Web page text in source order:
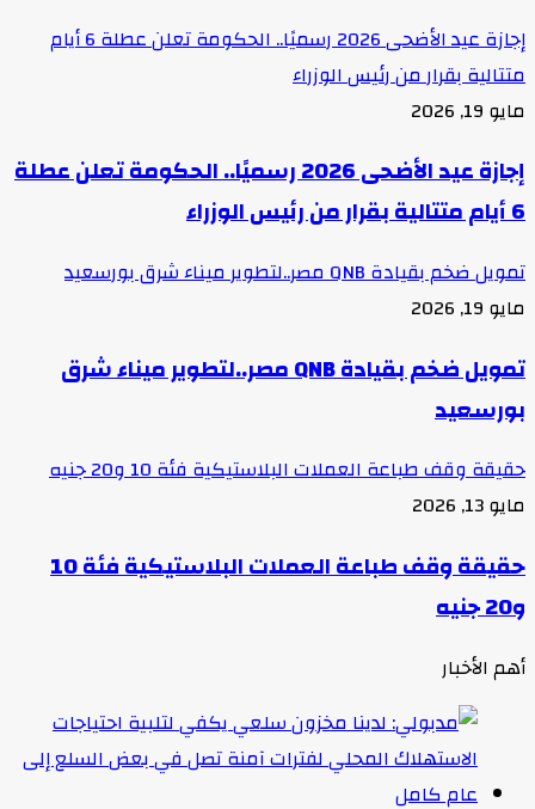
إجازة عيد الأضحى 2026 رسميًا.. الحكومة تعلن عطلة 6 أيام
متتالية بقرار من رئيس الوزراء
مايو 19, 2026
إجازة عيد الأضحى 2026 رسميًا.. الحكومة تعلن عطلة
6 أيام متتالية بقرار من رئيس الوزراء
تمويل ضخم بقيادة QNB مصر..لتطوير ميناء شرق بورسعيد
مايو 19, 2026
تمويل ضخم بقيادة QNB مصر..لتطوير ميناء شرق
بورسعيد
حقيقة وقف طباعة العملات البلاستيكية فئة 10 و20 جنيه
مايو 13, 2026
حقيقة وقف طباعة العملات البلاستيكية فئة 10
و20 جنيه
أهم الأخبار